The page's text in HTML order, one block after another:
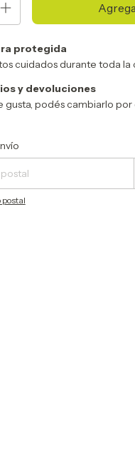
protegida
cuidados durante toda la
y devoluciones
gusta, podés cambiarlo
CP:
postal